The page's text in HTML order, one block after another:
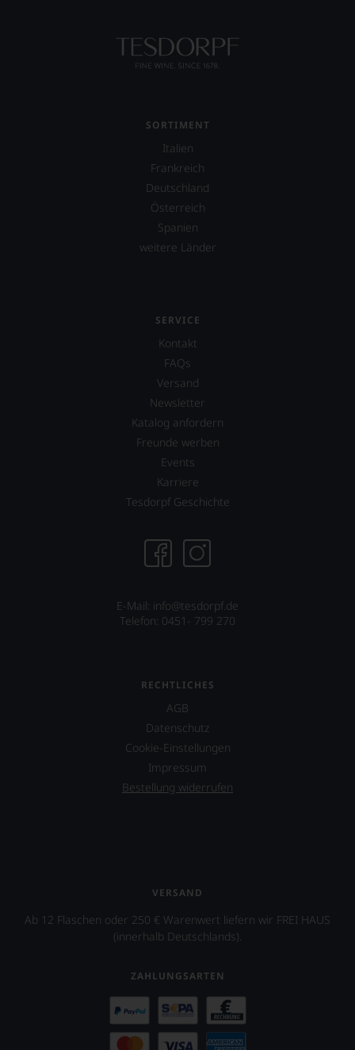
SORTIMENT
Italien
Frankreich
Deutschland
Österreich
Spanien
weitere Länder
SERVICE
Kontakt
FAQs
Versand
Newsletter
Katalog anfordern
Freunde werben
Events
Karriere
Tesdorpf Geschichte
E-Mail: info@tesdorpf.de
Telefon: 0451- 799 270
RECHTLICHES
AGB
Datenschutz
Cookie-Einstellungen
Impressum
Bestellung widerrufen
VERSAND
Ab 12 Flaschen oder 250 € Warenwert liefern wir FREI HAUS
(innerhalb Deutschlands).
ZAHLUNGSARTEN